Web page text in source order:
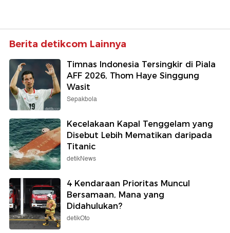
Berita detikcom Lainnya
Timnas Indonesia Tersingkir di Piala
AFF 2026, Thom Haye Singgung
Wasit
Sepakbola
Kecelakaan Kapal Tenggelam yang
Disebut Lebih Mematikan daripada
Titanic
detikNews
4 Kendaraan Prioritas Muncul
Bersamaan, Mana yang
Didahulukan?
detikOto